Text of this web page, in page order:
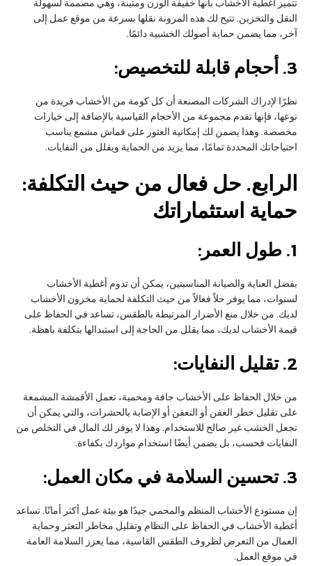
تتميز أغطية الأخشاب بأنها خفيفة الوزن ومتينة، وهي مصممة لسهولة
النقل والتخزين. تتيح لك هذه المرونة نقلها بسرعة من موقع عمل إلى
آخر، مما يضمن حماية أصولك الخشبية دائمًا.
3. أحجام قابلة للتخصيص:
نظرًا لإدراك الشركات المصنعة أن كل كومة من الأخشاب فريدة من
نوعها، فإنها تقدم مجموعة من الأحجام القياسية بالإضافة إلى خيارات
مخصصة. وهذا يضمن لك إمكانية العثور على قماش مشمع يناسب
احتياجاتك المحددة تمامًا، مما يزيد من الحماية ويقلل من النفايات.
الرابع. حل فعال من حيث التكلفة:
حماية استثماراتك
1. طول العمر:
بفضل العناية والصيانة المناسبتين، يمكن أن تدوم أغطية الأخشاب
لسنوات، مما يوفر حلاً فعالاً من حيث التكلفة لحماية مخزون الأخشاب
لديك. من خلال منع الأضرار المرتبطة بالطقس، تساعد في الحفاظ على
قيمة الأخشاب لديك، مما يقلل من الحاجة إلى استبدالها بتكلفة باهظة.
2. تقليل النفايات:
من خلال الحفاظ على الأخشاب جافة ومحمية، تعمل الأقمشة المشمعة
على تقليل خطر العفن أو التعفن أو الإصابة بالحشرات، والتي يمكن أن
تجعل الخشب غير صالح للاستخدام. وهذا لا يوفر لك المال في التخلص من
النفايات فحسب، بل يضمن أيضًا استخدام مواردك بكفاءة.
3. تحسين السلامة في مكان العمل:
إن مستودع الأخشاب المنظم والمحمي جيدًا هو بيئة عمل أكثر أمانًا. تساعد
أغطية الأخشاب في الحفاظ على النظام وتقليل مخاطر التعثر وحماية
العمال من التعرض لظروف الطقس القاسية، مما يعزز السلامة العامة
في موقع العمل.